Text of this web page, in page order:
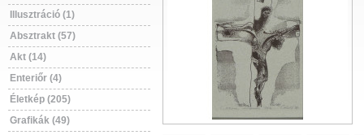
Illusztráció (1)
Absztrakt (57)
Akt (14)
Enteriőr (4)
Életkép (205)
Grafikák (49)